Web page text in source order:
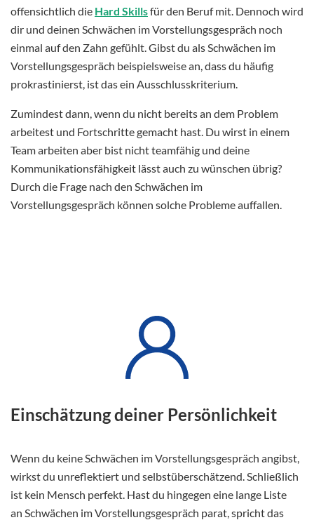
offensichtlich die Hard Skillsfür den Beruf mit. Dennoch wird
dir und deinen Schwächen im Vorstellungsgespräch noch
einmal auf den Zahn gefühlt. Gibst du als Schwächen im
Vorstellungsgespräch beispielsweise an, dass du häufig
prokrastinierst, ist das ein Ausschlusskriterium.
Zumindest dann, wenn du nicht bereits an dem Problem
arbeitest und Fortschritte gemacht hast. Du wirst in einem
Team arbeiten aber bist nicht teamfähig und deine
Kommunikationsfähigkeit lässt auch zu wünschen übrig?
Durch die Frage nach den Schwächen im
Vorstellungsgespräch können solche Probleme auffallen.
Einschätzung deiner Persönlichkeit
Wenn du keine Schwächen im Vorstellungsgespräch angibst,
wirkst du unreflektiert und selbstüberschätzend. Schließlich
ist kein Mensch perfekt. Hast du hingegen eine lange Liste
an Schwächen im Vorstellungsgespräch parat, spricht das